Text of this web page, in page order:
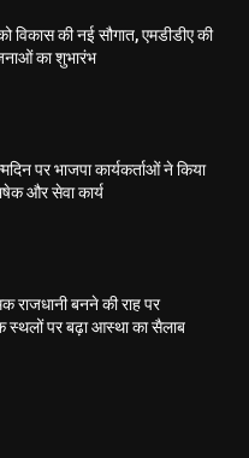
विकास की नई सौगात, एमडीडीए की
का शुभारंभ
पर भाजपा कार्यकर्ताओं ने किया
और सेवा कार्य
राजधानी बनने की राह पर
स्थलों पर बढ़ा आस्था का सैलाब